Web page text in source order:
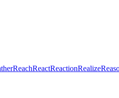
ReachReactReactionRealize